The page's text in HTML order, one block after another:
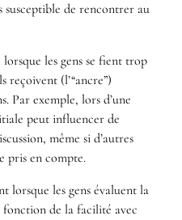
susceptible de rencontrer au
lorsque les gens se fient trop
reçoivent (l’“ancre”)
Par exemple, lors d’une
peut influencer de
même si d’autres
pris en compte.
lorsque les gens évaluent la
fonction de la facilité avec